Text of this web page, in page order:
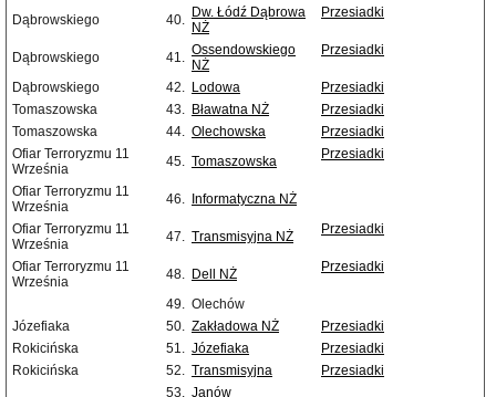
Dąbrowskiego
40. Dw. Łódź Dąbrowa
NŻ
Przesiadki
Dąbrowskiego 41. Ossendowskiego
NŻ
Przesiadki
Dąbrowskiego 42. Lodowa
Przesiadki
Tomaszowska
43. Bławatna NŻ
Przesiadki
Tomaszowska
44. Olechowska
Przesiadki
Ofiar Terroryzmu 11
Września
45. Tomaszowska Przesiadki
Ofiar Terroryzmu 11
Września
46.
Informatyczna NŻ
Ofiar Terroryzmu 11
Września
47. Transmisyjna NŻ Przesiadki
Ofiar Terroryzmu 11
Września
48. Dell NŻ Przesiadki
49. Olechów
Józefiaka
50. Zakładowa NŻ
Przesiadki
Rokicińska
51. Józefiaka
Przesiadki
Rokicińska
52. Transmisyjna
Przesiadki
53. Janów